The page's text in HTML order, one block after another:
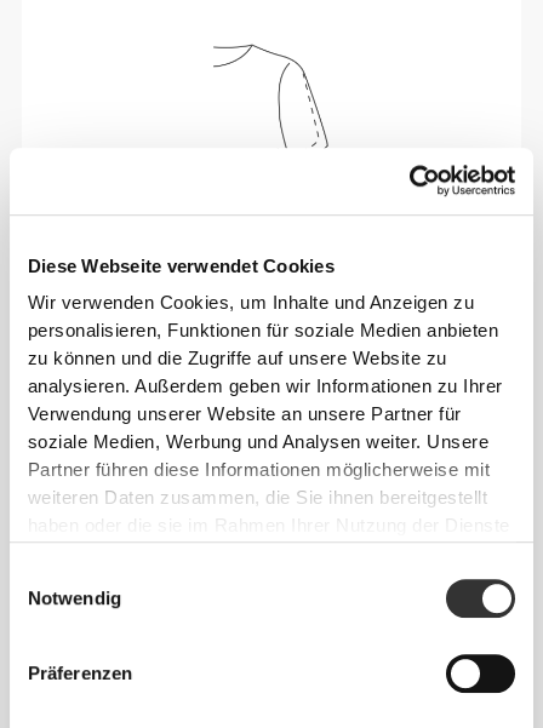
Diese Webseite verwendet Cookies
Wir verwenden Cookies, um Inhalte und Anzeigen zu
personalisieren, Funktionen für soziale Medien anbieten
zu können und die Zugriffe auf unsere Website zu
analysieren. Außerdem geben wir Informationen zu Ihrer
Verwendung unserer Website an unsere Partner für
soziale Medien, Werbung und Analysen weiter. Unsere
Partner führen diese Informationen möglicherweise mit
weiteren Daten zusammen, die Sie ihnen bereitgestellt
haben oder die sie im Rahmen Ihrer Nutzung der Dienste
Notwendig
Präferenzen
Absolute Bewegungsfreiheit. Deine bequeme,
entspannte Passform für einen lässigen Look.
EMPFOHLENE GRÖSSE BASIEREND AUF D
EINEN KÖRPERMASSEN
BRUSTUMFANG
TAILLE
HÜFTE
82 - 90
7/16